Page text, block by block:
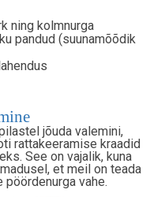
ning kolmnurga
pandud (suunamõõdik
jõuda valemini,
rattakeeramise kraadid
See on vajalik, kuna
et meil on teada
vahe.